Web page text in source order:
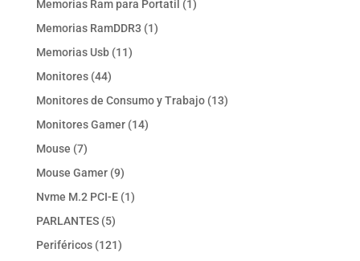
Memorias Ram para Portatil 11
Memorias RamDDR3 11
Memorias Usb 1111
Monitores 4444
productos
Monitores de Consumo y Trabajo 1313
Monitores Gamer 1414
Mouse 77
productos
Mouse Gamer 99
productos
Nvme M.2 PCI-E 11
PARLANTES 55
productos
Periféricos 121121